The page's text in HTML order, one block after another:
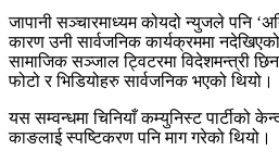
जापानी सञ्चारमाध्यम कोयदो न्युजले पनि
कारण उनी सार्वजनिक कार्यक्रममा
सामाजिक सञ्जाल ट्विटरमा विदेशमन्त्री
फोटो र भिडियोहरु सार्वजनिक भएको थियो।
यस सम्वन्धमा चिनियाँ कम्युनिस्ट पार्टीको
काङलाई स्पष्टिकरण पनि माग गरेको थियो।